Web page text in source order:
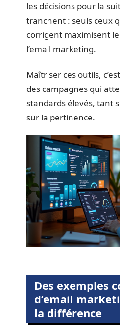
les décisions pour la
tranchent : seuls ceux
corrigent maximisent
l’email marketing.
Maîtriser ces outils,
des campagnes qui
standards élevés, tant
sur la pertinence.
Des exemples
d’email
la différence